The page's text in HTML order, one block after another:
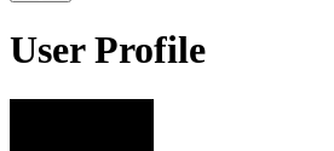
User Profile